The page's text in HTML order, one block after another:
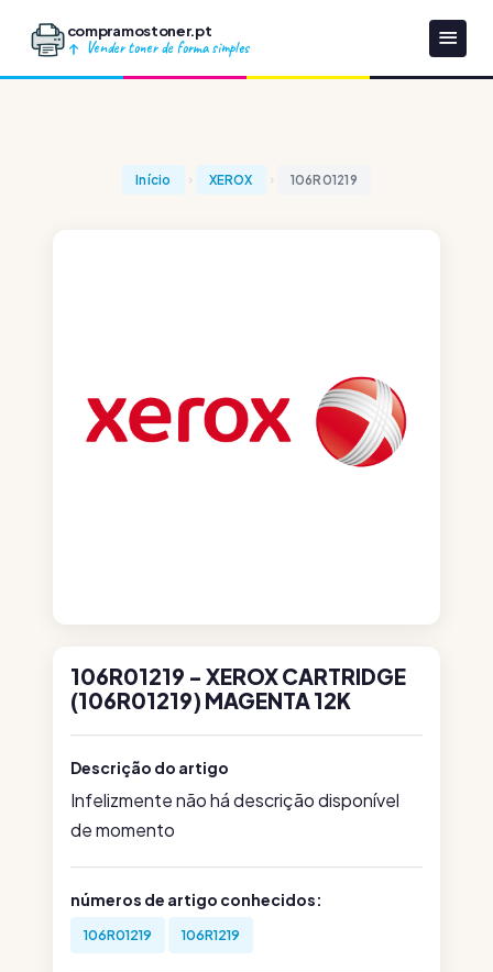
compramostoner.pt
Vender toner de forma simples
Início XEROX 106R01219
106R01219 - XEROX CARTRIDGE
(106R01219) MAGENTA 12K
Descrição do artigo
Infelizmente não há descrição disponível
de momento
números de artigo conhecidos:
106R01219 106R1219